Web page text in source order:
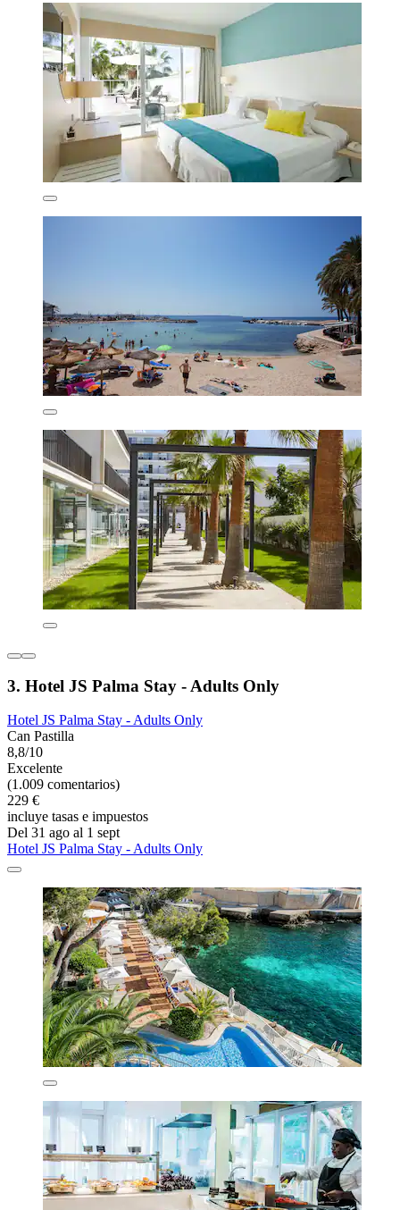
3. Hotel JS Palma Stay - Adults Only
Hotel JS Palma Stay - Adults Only
Can Pastilla
8,8/10
Excelente
(1.009 comentarios)
229 €
incluye tasas e impuestos
Del 31 ago al 1 sept
Hotel JS Palma Stay - Adults Only